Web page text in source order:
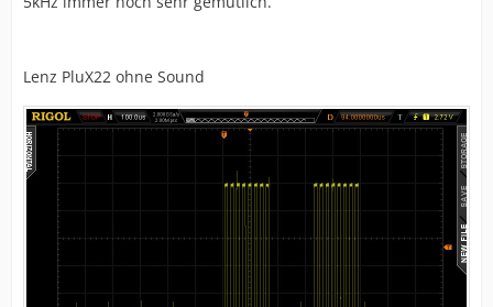
Lenz PluX22 ohne Sound